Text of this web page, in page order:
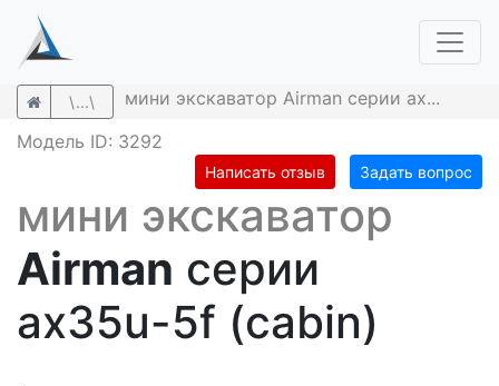
\...\
мини экскаватор Airman серии ax...
Модель ID: 3292
Написать отзыв Задать вопрос
мини экскаватор
Airman серии
ax35u-5f (cabin)